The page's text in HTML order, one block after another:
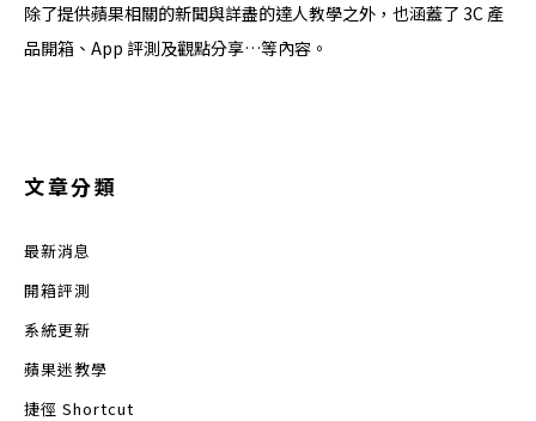
除了提供蘋果相關的新聞與詳盡的達人教學之外，也涵蓋了 3C 產
品開箱、App 評測及觀點分享…等內容。
文章分類
最新消息
開箱評測
系統更新
蘋果迷教學
捷徑 Shortcut